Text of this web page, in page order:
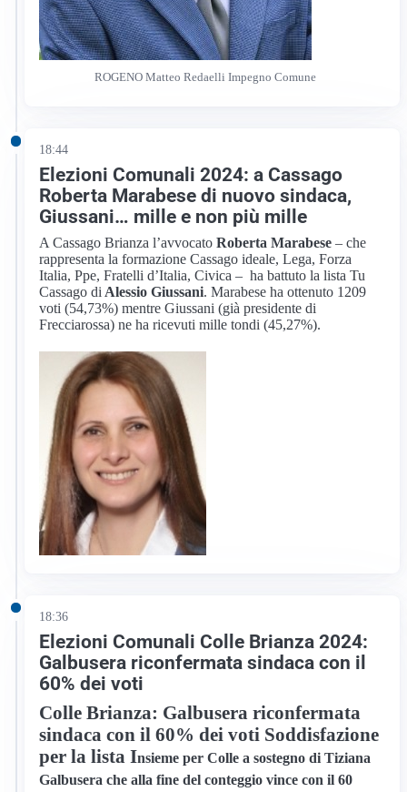
ROGENO Matteo Redaelli Impegno Comune
18:44
Elezioni Comunali 2024: a Cassago
Roberta Marabese di nuovo sindaca,
Giussani… mille e non più mille
A Cassago Brianza l’avvocatoRoberta Marabese – che
rappresenta la formazione Cassago ideale, Lega, Forza
Italia, Ppe, Fratelli d’Italia, Civica – ha battuto la lista Tu
Cassago di Alessio Giussani. Marabese ha ottenuto 1209
voti (54,73%) mentre Giussani (già presidente di
Frecciarossa) ne ha ricevuti mille tondi (45,27%).
18:36
Elezioni Comunali Colle Brianza 2024:
Galbusera riconfermata sindaca con il
60% dei voti
Colle Brianza: Galbusera riconfermata
sindaca con il 60% dei voti Soddisfazione
per la lista Insieme per Colle a sostegno diTiziana
Galbusera che alla fine del conteggio vince con il 60